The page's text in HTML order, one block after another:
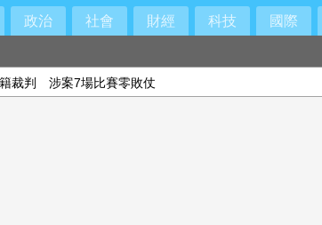
政治 社會 財經 科技 國際
裁判 涉案7場比賽零敗仗